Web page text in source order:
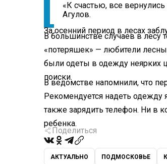
«К счастью, все
Агулов.
За осенний период в лесах
В большинстве случаев в лесу
«потеряшек» — любители
были одеты в одежду неярких
поиски.
В ведомстве напомнили, что
Рекомендуется надеть одежду
также зарядить телефон. Ни в
ребенка.
Поделиться
АКТУАЛЬНО ПОДМОСКОВЬЕ